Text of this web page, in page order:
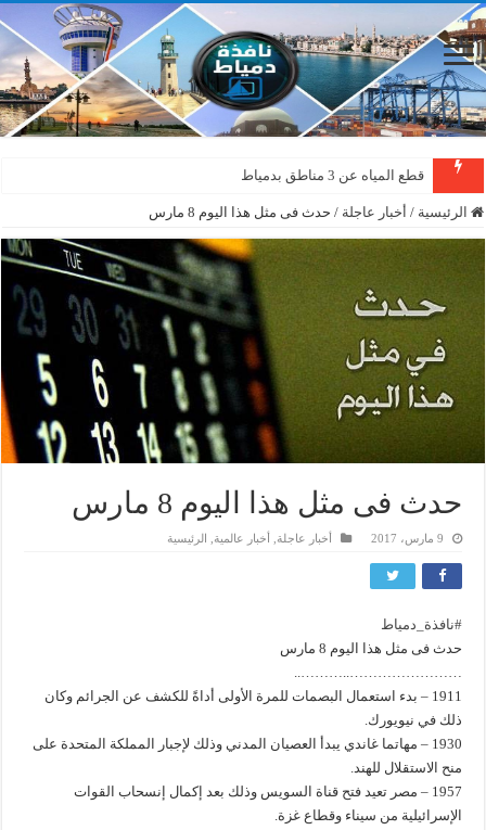
قطع المياه عن 3 مناطق بدمياط
الرئيسية / أخبار عاجلة / حدث فى مثل هذا اليوم 8 مارس
حدث فى مثل هذا اليوم 8 مارس
9 مارس، 2017 أخبار عاجلة, أخبار عالمية, الرئيسية
#نافذة_دمياط
حدث فى مثل هذا اليوم 8 مارس
……………………..
………..
1911 – بدء استعمال البصمات للمرة الأولى أداةً للكشف عن الجرائم وكان
ذلك في نيويورك.
1930 – مهاتما غاندي يبدأ العصيان المدني وذلك لإجبار المملكة المتحدة على
منح الاستقلال للهند.
1957 – مصر تعيد فتح قناة السويس وذلك بعد إكمال إنسحاب القوات
الإسرائيلية من سيناء وقطاع غزة.